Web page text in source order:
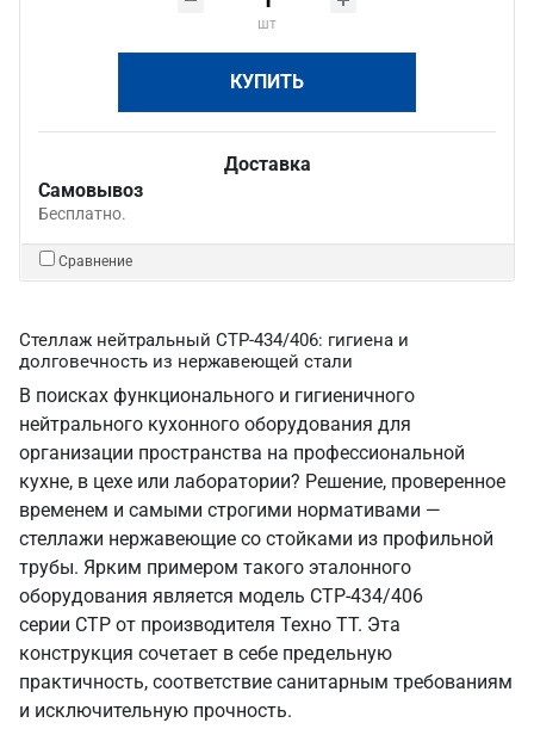
шт
КУПИТЬ
Доставка
Самовывоз
Бесплатно.
Сравнение
Стеллаж нейтральный СТР-434/406: гигиена и
долговечность из нержавеющей стали
В поисках функционального и гигиеничного
нейтрального кухонного оборудования для
организации пространства на профессиональной
кухне, в цехе или лаборатории? Решение, проверенное
временем и самыми строгими нормативами —
стеллажи нержавеющие со стойками из профильной
трубы. Ярким примером такого эталонного
оборудования является модель СТР-434/406
серии СТР от производителя Техно ТТ. Эта
конструкция сочетает в себе предельную
практичность, соответствие санитарным требованиям
и исключительную прочность.